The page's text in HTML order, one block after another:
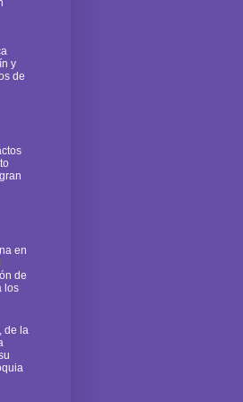
y
de
en
de
los
de la